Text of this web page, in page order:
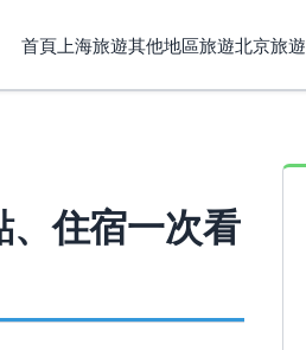
首頁 上海旅遊其他地區旅遊北京旅遊
、住宿一次看